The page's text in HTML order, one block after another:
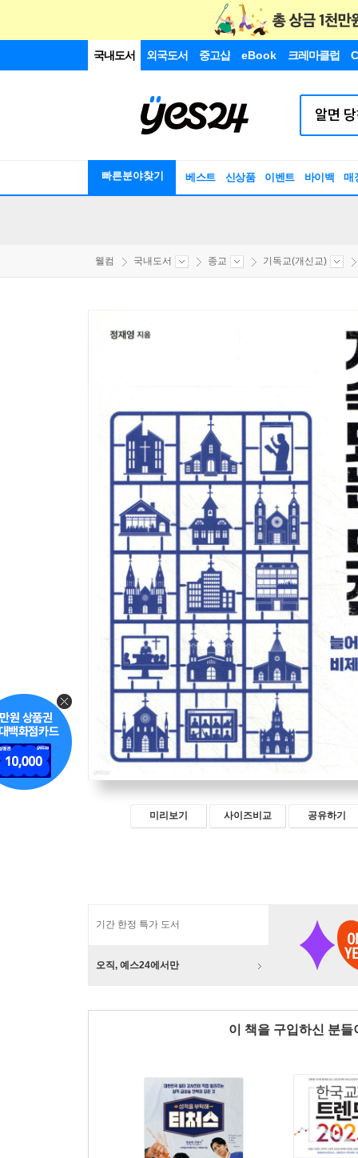
국내도서 외국도서 중고샵 eBook 크레마클럽
빠른분야찾기 베스트 신상품 이벤트 바이백 매
웰컴 국내도서 종교 기독교(개신교)
미리보기 사이즈비교 공유하기
기간 한정 특가 도서
오직, 예스24에서만
이 책을 구입하신 분